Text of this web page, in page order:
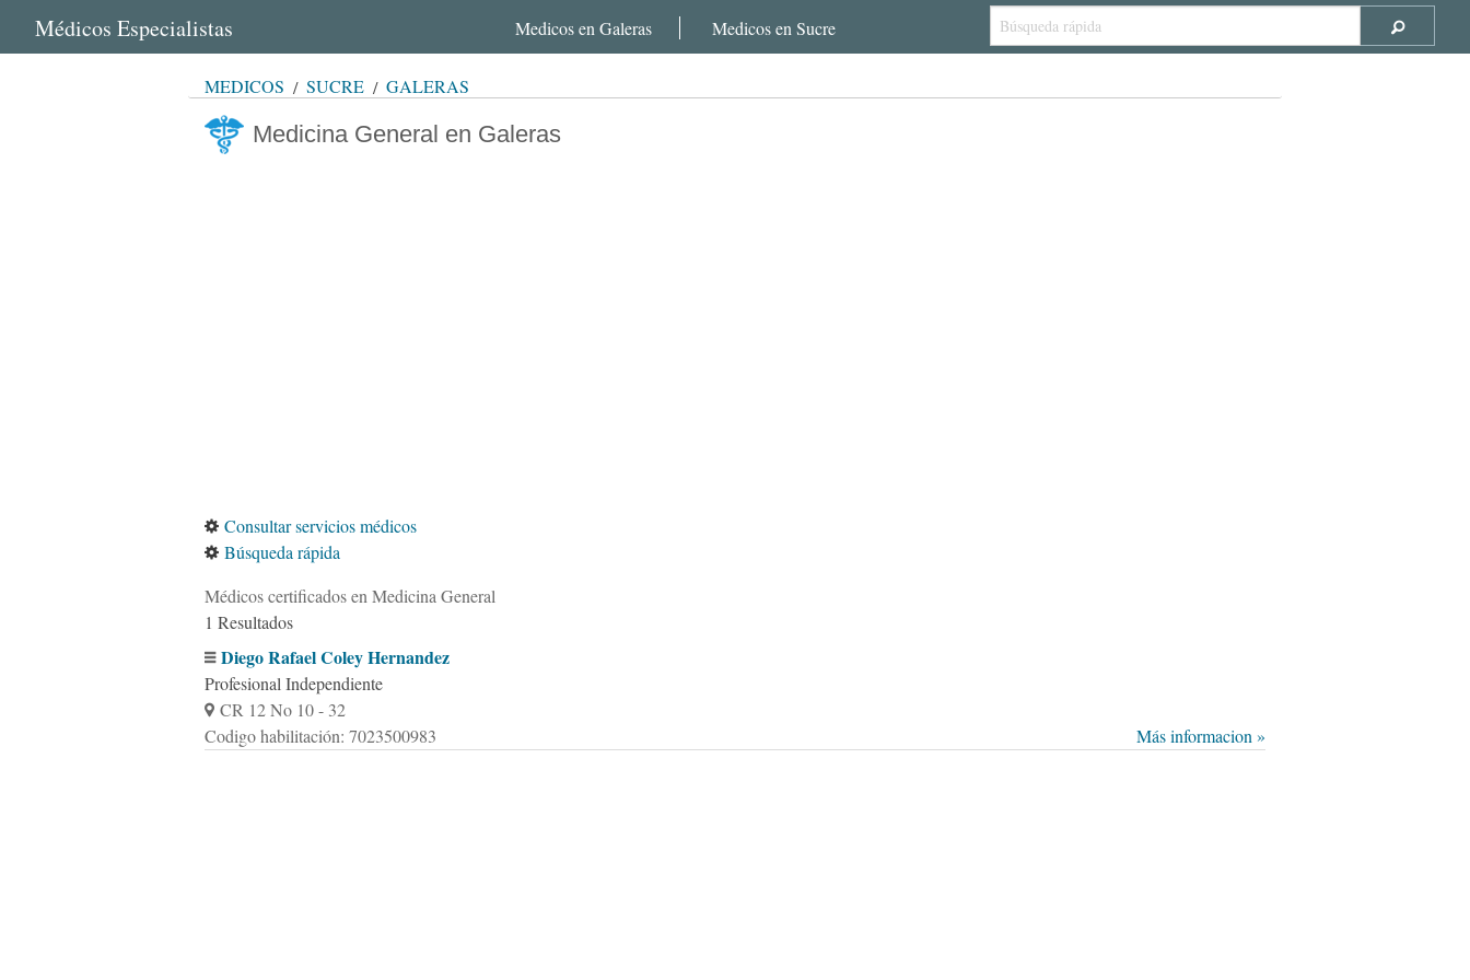
Médicos Especialistas Medicos en Galeras Medicos en Sucre
MÉDICOS SUCRE GALERAS
Medicina General en Galeras
Consultar servicios médicos
Búsqueda rápida
Médicos certificados en Medicina General
1 Resultados
Diego Rafael Coley Hernandez
Profesional Independiente
CR 12 No 10 - 32
Codigo habilitación: 7023500983
Más informacion »